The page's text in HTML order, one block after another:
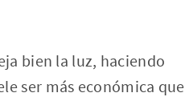
bien la luz, haciendo
ser más económica que